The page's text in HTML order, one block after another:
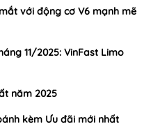
với động cơ V6 mạnh mẽ
11/2025: VinFast Limo
năm 2025
kèm Ưu đãi mới nhất